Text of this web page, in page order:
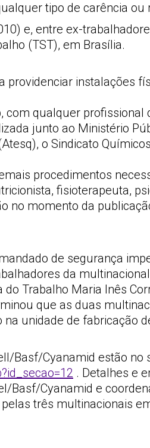
tipo de carência ou
e, entre ex-
(TST), em Brasília.
providenciar instalações
qualquer
junto ao Ministério
o Sindicato
procedimentos
fisioterapeuta,
no momento da
de segurança
da
Trabalho Maria Inês
que as duas
unidade de fabricação
Basf/Cyanamid estão no
. Detalhes e
Basf/Cyanamid e
três multinacionais